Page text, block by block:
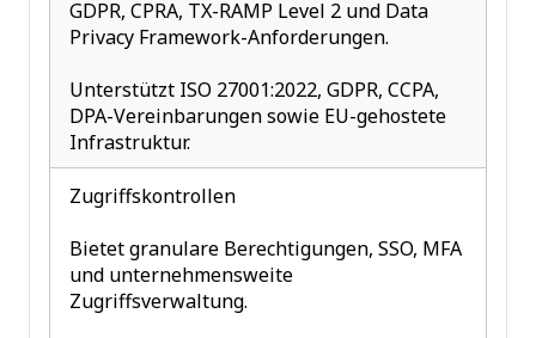
GDPR, CPRA, TX-RAMP Level 2 und Data
Privacy Framework-Anforderungen.
Unterstützt ISO 27001:2022, GDPR, CCPA,
DPA-Vereinbarungen sowie EU-gehostete
Infrastruktur.
Zugriffskontrollen
Bietet granulare Berechtigungen, SSO, MFA
und unternehmensweite
Zugriffsverwaltung.